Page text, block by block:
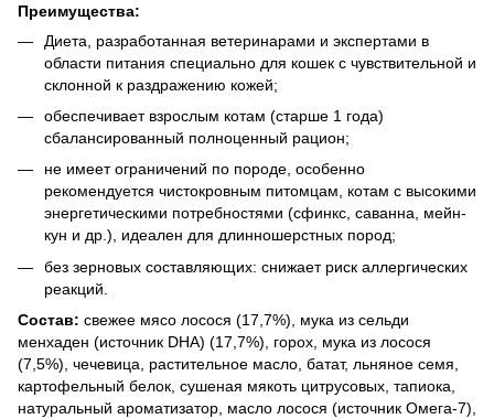
Преимущества:
Диета, разработанная ветеринарами и экспертами в
области питания специально для кошек с чувствительной и
склонной к раздражению кожей;
обеспечивает взрослым котам (старше 1 года)
сбалансированный полноценный рацион;
не имеет ограничений по породе, особенно
рекомендуется чистокровным питомцам, котам с высокими
энергетическими потребностями (сфинкс, саванна, мейн-
кун и др.), идеален для длинношерстных пород;
без зерновых составляющих: снижает риск аллергических
реакций.
Состав: свежее мясо лосося (17,7%), мука из сельди
менхаден (источник DHA) (17,7%), горох, мука из лосося
(7,5%), чечевица, растительное масло, батат, льняное семя,
картофельный белок, сушеная мякоть цитрусовых, тапиока,
натуральный ароматизатор, масло лосося (источник Омега-7),